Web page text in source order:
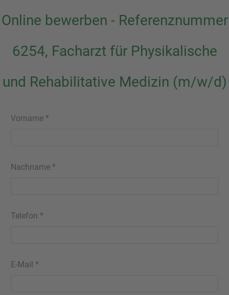
Online bewerben - Referenznummer
6254, Facharzt für Physikalische
und Rehabilitative Medizin (m/w/d)
Vorname *
Nachname *
Telefon *
E-Mail *